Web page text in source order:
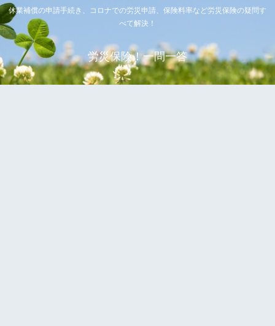
休業補償の申請手続き、コロナでの労災申請、保険料率など労災保険の疑問す
べて解決！
労災保険！一問一答